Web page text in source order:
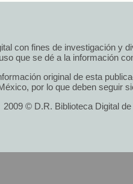
con fines de investigación y
que se dé a la información
original de esta
por lo que deben seguir
2009 © D.R. Biblioteca Digital